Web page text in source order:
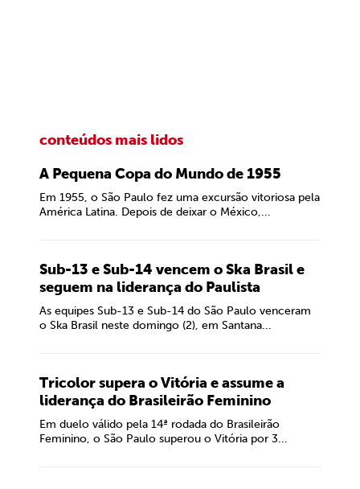
conteúdos mais lidos
A Pequena Copa do Mundo de 1955
Em 1955, o São Paulo fez uma excursão vitoriosa pela
América Latina. Depois de deixar o México,...
Sub-13 e Sub-14 vencem o Ska Brasil e
seguem na liderança do Paulista
As equipes Sub-13 e Sub-14 do São Paulo venceram
o Ska Brasil neste domingo (2), em Santana...
Tricolor supera o Vitória e assume a
liderança do Brasileirão Feminino
Em duelo válido pela 14ª rodada do Brasileirão
Feminino, o São Paulo superou o Vitória por 3...